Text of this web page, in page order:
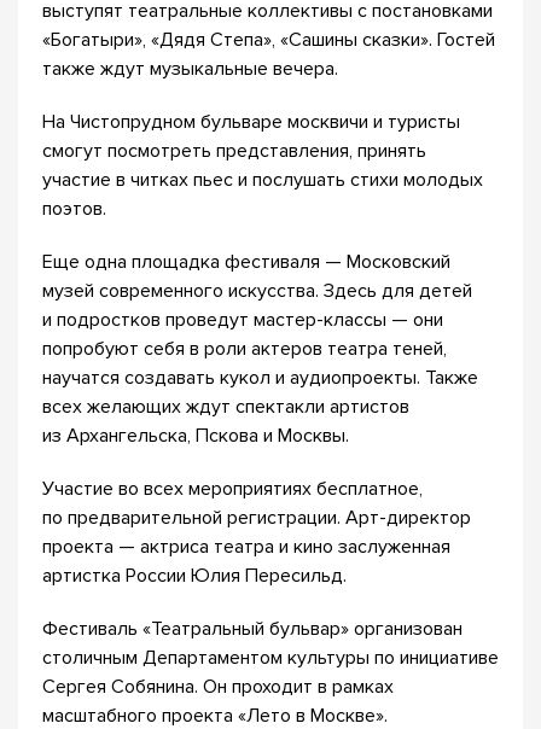
выступят театральные коллективы с постановками
«Богатыри», «Дядя Степа», «Сашины сказки». Гостей
также ждут музыкальные вечера.
На Чистопрудном бульваре москвичи и туристы
смогут посмотреть представления, принять
участие в читках пьес и послушать стихи молодых
поэтов.
Еще одна площадка фестиваля — Московский
музей современного искусства. Здесь для детей
и подростков проведут мастер-классы — они
попробуют себя в роли актеров театра теней,
научатся создавать кукол и аудиопроекты. Также
всех желающих ждут спектакли артистов
из Архангельска, Пскова и Москвы.
Участие во всех мероприятиях бесплатное,
по предварительной регистрации. Арт-директор
проекта — актриса театра и кино заслуженная
артистка России Юлия Пересильд.
Фестиваль «Театральный бульвар» организован
столичным Департаментом культуры по инициативе
Сергея Собянина. Он проходит в рамках
масштабного проекта «Лето в Москве».